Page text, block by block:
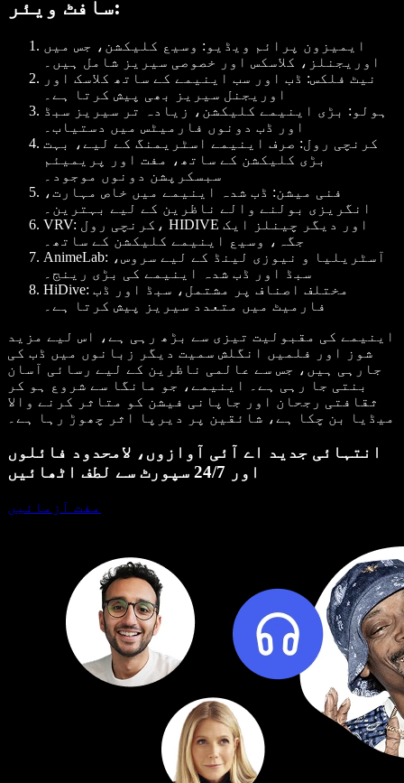
سافٹ ویئر:
ایمیزون پرائم ویڈیو : وسیع کلیکشن، جس میں
اوریجنلز، کلاسکس اور خصوصی سیریز شامل ہیں۔
نیٹ فلکس: ڈب اور سب اینیمے کے ساتھ کلاسک اور
اوریجنل سیریز بھی پیش کرتا ہے۔
ہولو : بڑی اینیمے کلیکشن، زیادہ تر سیریز سبڈ
اور ڈب دونوں فارمیٹس میں دستیاب۔
کرنچی رول: صرف اینیمے اسٹریمنگ کے لیے، بہت
بڑی کلیکشن کے ساتھ، مفت اور پریمیئم
سبسکرپشن دونوں موجود۔
فنی میشن: ڈب شدہ اینیمے میں خاص مہارت،
انگریزی بولنے والے ناظرین کے لیے بہترین۔
VRV: کرنچی رول، HIDIVE اور دیگر چینلز ایک
جگہ، وسیع اینیمے کلیکشن کے ساتھ۔
AnimeLab: آسٹریلیا و نیوزی لینڈ کے لیے سروس،
سبڈ اور ڈب شدہ اینیمے کی بڑی رینج۔
HiDive: مختلف اصناف پر مشتمل، سبڈ اور ڈب
فارمیٹ میں متعدد سیریز پیش کرتا ہے۔
اینیمے کی مقبولیت تیزی سے بڑھ رہی ہے، اس لیے مزید
شوز اور فلمیں انگلش سمیت دیگر زبانوں میں ڈب کی
جارہی ہیں، جس سے عالمی ناظرین کے لیے رسائی آسان
بنتی جا رہی ہے۔ اینیمے، جو مانگا سے شروع ہو کر
ثقافتی رجحان اور جاپانی فیشن کو متاثر کرنے والا
میڈیا بن چکا ہے، شائقین پر دیرپا اثر چھوڑ رہا ہے۔
انتہائی جدید اے آئی آوازوں، لامحدود فائلوں
اور 24/7 سپورٹ سے لطف اٹھائیں
مفت آزمائیں